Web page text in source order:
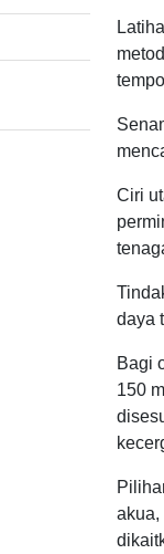
Ciri
daya
Bagi
150
akua,